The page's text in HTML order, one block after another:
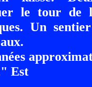
le tour de
Un
Est